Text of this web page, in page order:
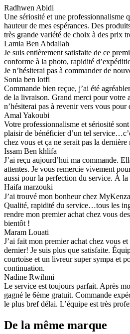
Radhwen Abidi
Une sériosité et une professionnalisme
hauteur de mes espérances. Des
très grande variété de choix à des prix
Lamia Ben Abdallah
Je suis entièrement satisfaite de ce
conforme à la photo, rapidité
Je n’hésiterai pas à commander de
Sonia ben lotfi
Commande bien reçue, j’ai été
de la livraison. Grand merci pour votre
n’hésiterai pas à revenir vers vous pour
Amal Yakoubi
Votre professionnalisme et sériosité
plaisir de bénéficier d’un tel
chez vous et ça ne serait pas la dernière
Issam Ben khlifa
J’ai reçu aujourd’hui ma commande.
attentes. Je vous remercie vivement
aussi pour la perfection du service. À
Haifa marzouki
J’ai trouvé mon bonheur chez
Qualité, rapidité du service…tous les
rendre mon premier achat chez vous
bientôt !
Maram Louati
J’ai fait mon premier achat chez vous
dernier! Je suis plus que satisfaite.
courtoise et un livreur super sympa et
continuation.
Nadine Rwihmi
Le service est toujours parfait. Après
gagné le 6ème gratuit. Commande
le plus bref délai. L’équipe est très
De la même marque